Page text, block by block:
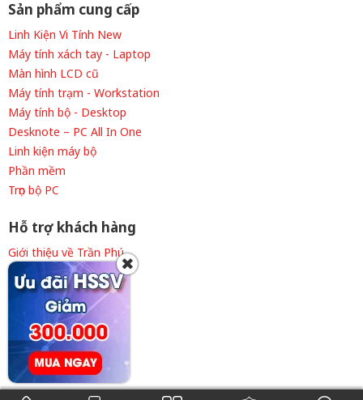
Sản phẩm cung cấp
Linh Kiện Vi Tính New
Máy tính xách tay - Laptop
Màn hình LCD cũ
Máy tính trạm - Workstation
Máy tính bộ - Desktop
Desknote – PC All In One
Linh kiện máy bộ
Phần mềm
Trọn bộ PC
Hỗ trợ khách hàng
Giới thiệu về Trần Phú
Thông tin tuyển dụng
Liên hệ cửa hàng
Chính sách thanh toán
Chính sách giao hàng
Chính sách bảo hành
Điều khoản sử dụng
✖